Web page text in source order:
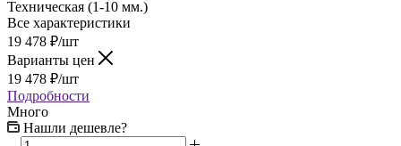
Техническая (1-10 мм.)
Все характеристики
19 478 ₽/шт
Варианты цен
19 478 ₽/шт
Подробности
Много
Нашли дешевле?